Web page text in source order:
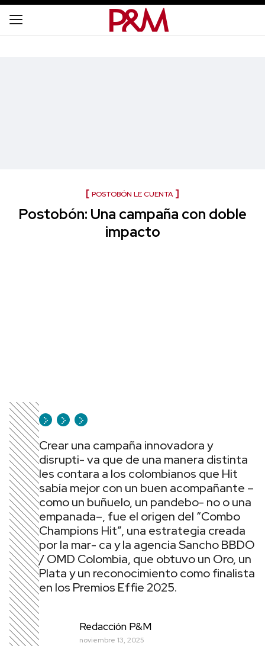
POSTOBÓN LE CUENTA
Postobón: Una campaña con doble
impacto
Crear una campaña innovadora y
disrupti- va que de una manera distinta
les contara a los colombianos que Hit
sabía mejor con un buen acompañante –
como un buñuelo, un pandebo- no o una
empanada–, fue el origen del “Combo
Champions Hit”, una estrategia creada
por la mar- ca y la agencia Sancho BBDO
/ OMD Colombia, que obtuvo un Oro, un
Plata y un reconocimiento como finalista
en los Premios Effie 2025.
Redacción P&M
noviembre 13, 2025